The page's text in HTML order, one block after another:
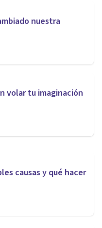
nuestra
volar tu imaginación
síntomas y
causas y qué hacer